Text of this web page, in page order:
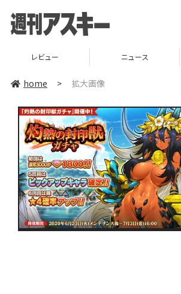
レビュー ニュース
home > 拡大画像